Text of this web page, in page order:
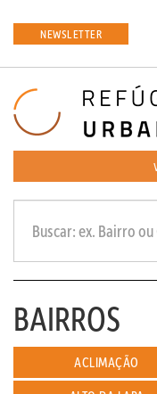
NEWSLETTER
BAIRROS
ACLIMAÇÃO